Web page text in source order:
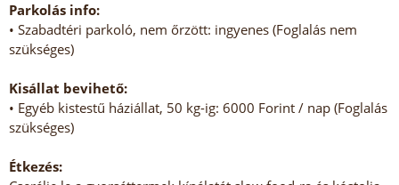
Parkolás info:
• Szabadtéri parkoló, nem őrzött: ingyenes (Foglalás nem
szükséges)
Kisállat bevihető:
• Egyéb kistestű háziállat, 50 kg-ig: 6000 Forint / nap (Foglalás
szükséges)
Étkezés: